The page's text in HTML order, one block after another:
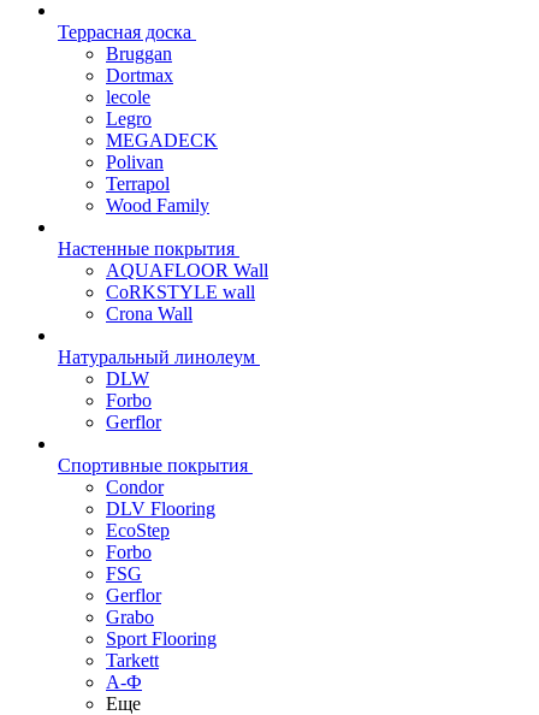
Террасная доска
Bruggan
Dortmax
lecole
Legro
MEGADECK
Polivan
Terrapol
Wood Family
Настенные покрытия
AQUAFLOOR Wall
CoRKSTYLE wall
Crona Wall
Натуральный линолеум
DLW
Forbo
Gerflor
Спортивные покрытия
Condor
DLV Flooring
EcoStep
Forbo
FSG
Gerflor
Grabo
Sport Flooring
Tarkett
А-Ф
Еще